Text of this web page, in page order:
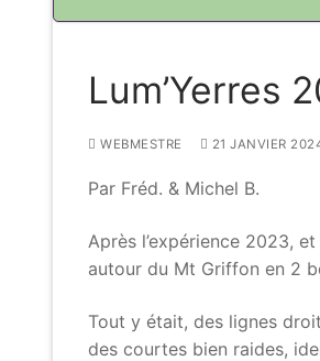
Lum’Yerres
WEBMESTRE 21 JANVIER
Par Fréd. & Michel B.
Après l’expérience 2023,
autour du Mt Griffon en 2
Tout y était, des lignes
des courtes bien raides,